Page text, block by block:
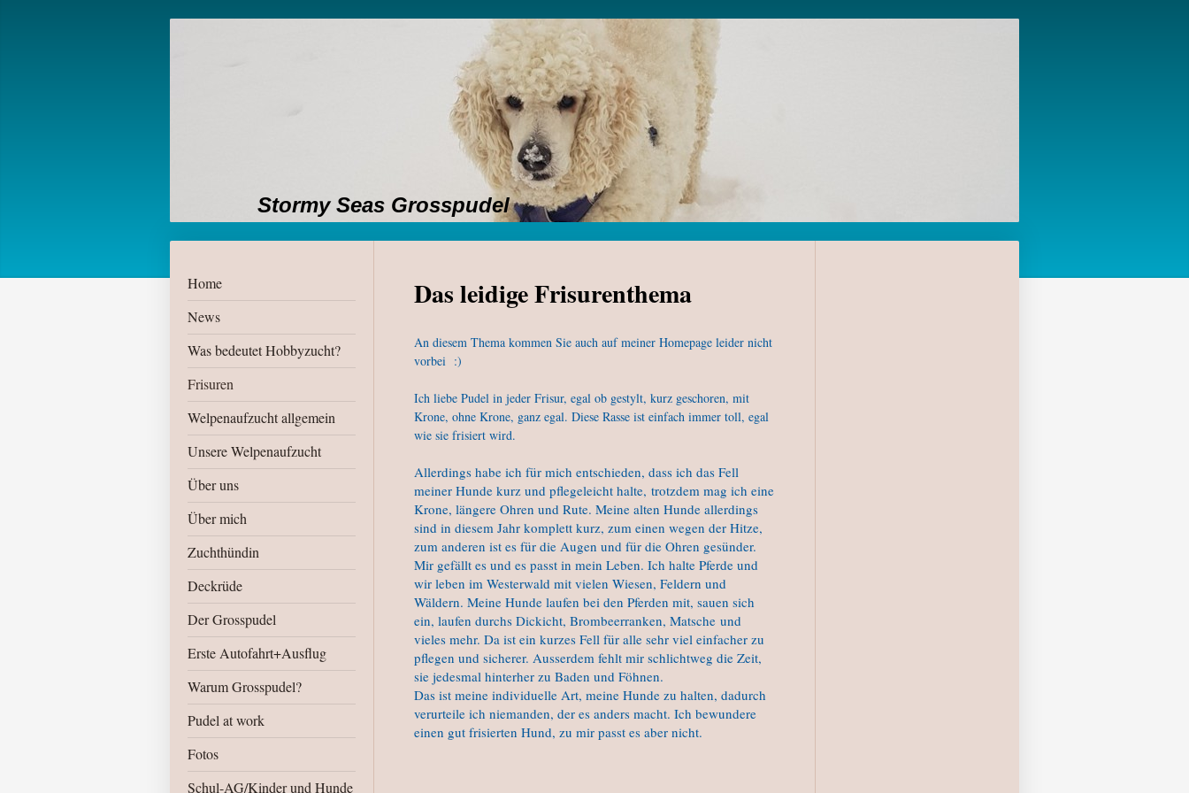
Stormy Seas Grosspudel
Home
News
Was bedeutet Hobbyzucht?
Frisuren
Welpenaufzucht allgemein
Unsere Welpenaufzucht
Über uns
Über mich
Zuchthündin
Deckrüde
Der Grosspudel
Erste Autofahrt+Ausflug
Warum Grosspudel?
Pudel at work
Fotos
Schul-AG/Kinder und Hunde
Das leidige Frisurenthema
An diesem Thema kommen Sie auch auf meiner Homepage leider nicht
vorbei :)
Ich liebe Pudel in jeder Frisur, egal ob gestylt, kurz geschoren, mit
Krone, ohne Krone, ganz egal. Diese Rasse ist einfach immer toll, egal
wie sie frisiert wird.
Allerdings habe ich für mich entschieden, dass ich das Fell
meiner Hunde kurz und pflegeleicht halte, trotzdem mag ich eine
Krone, längere Ohren und Rute. Meine alten Hunde allerdings
sind in diesem Jahr komplett kurz, zum einen wegen der Hitze,
zum anderen ist es für die Augen und für die Ohren gesünder.
Mir gefällt es und es passt in mein Leben. Ich halte Pferde und
wir leben im Westerwald mit vielen Wiesen, Feldern und
Wäldern. Meine Hunde laufen bei den Pferden mit, sauen sich
ein, laufen durchs Dickicht, Brombeerranken, Matsche und
vieles mehr. Da ist ein kurzes Fell für alle sehr viel einfacher zu
pflegen und sicherer. Ausserdem fehlt mir schlichtweg die Zeit,
sie jedesmal hinterher zu Baden und Föhnen.
Das ist meine individuelle Art, meine Hunde zu halten, dadurch
verurteile ich niemanden, der es anders macht. Ich bewundere
einen gut frisierten Hund, zu mir passt es aber nicht.